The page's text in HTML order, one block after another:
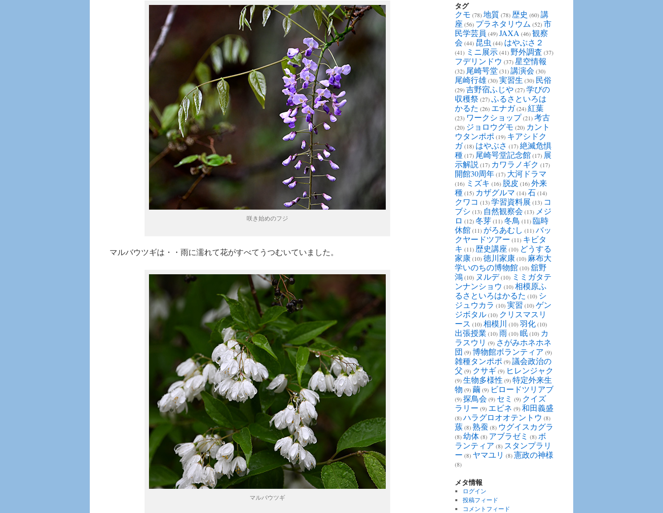
咲き始めのフジ
マルバウツギは・・雨に濡れて花がすべてうつむいていました。
マルバウツギ
タグ
クモ (78)地質(78) 歴史 (60)講
座 (56) プラネタリウム (52)市
民学芸員 (49)JAXA (46)観察
会 (44) 昆虫 (44) はやぶさ２
(41) ミニ展示(41) 野外調査 (37)
フデリンドウ (37)星空情報
(32) 尾崎咢堂 (31)講演会 (30)
尾崎行雄(30)実習生 (30) 民俗
(29)吉野宿ふじや(27)学びの
収穫祭 (27)ふるさといろは
かるた (26) エナガ(24)紅葉
(23) ワークショップ(21)考古
(20) ジョロウグモ (20) カント
ウタンポポ (19) キアシドク
ガ(18) はやぶさ (17)絶滅危惧
種(17) 尾崎咢堂記念館(17) 展
示解説 (17) カワラノギク (17)
開館30周年(17) 大河ドラマ
(16) ミズキ (16) 脱皮 (16)外来
種(15) カザグルマ (14)石(14)
クワコ (13)学習資料展 (13) コ
ブシ (13) 自然観察会 (13) メジ
ロ (12)冬芽(11)冬鳥 (11)臨時
休館(11) がろあむし (11)バッ
クヤードツアー (11) キビタ
キ (11) 歴史講座 (10) どうする
家康(10)徳川家康(10) 麻布大
学いのちの博物館(10)舘野
鴻(10) ヌルデ(10) ミミガタテ
ンナンショウ (10)相模原ふ
るさといろはかるた (10) シ
ジュウカラ (10)実習 (10)ゲン
ジボタル(10) クリスマスリ
ース (10)相模川 (10)羽化(10)
出張授業 (10)雨(10)眠(10) カ
ラスウリ (9) さがみホネホネ
団 (9)博物館ボランティア (9)
雑種タンポポ (9)議会政治の
父 (9) クサギ(9) ヒレンジャク
(9)生物多様性 (9)特定外来生
物 (9)繭(9) ビロードツリアブ
(9)探鳥会 (9) セミ (9) クイズ
ラリー (9) エビネ (9)和田義盛
(8)ハラグロオオテントウ (8)
蔟(8)熟蚕 (8) ウグイスカグラ
(8)幼体(8) アブラゼミ (8) ボ
ランティア (8) スタンプラリ
ー (8) ヤマユリ (8)憲政の神様
(8)
メタ情報
ログイン
投稿フィード
コメントフィード